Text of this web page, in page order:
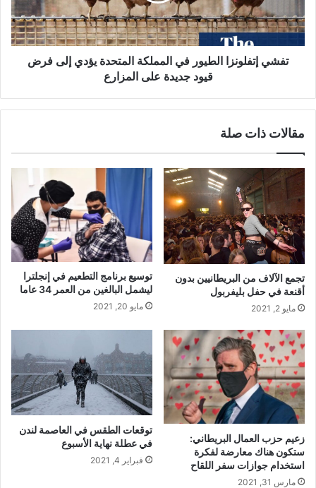
يؤدي
إلى
فرض
تفشي إتفلونزا الطيور في المملكة المتحدة يؤدي إلى فرض
قيود جديدة على المزارع
مقالات ذات صلة
تجمع الآلاف من البريطانيين بدون
أقنعة في حفل بليفربول
مايو 2, 2021
توسيع برنامج التطعيم في إنجلترا
ليشمل البالغين من العمر 34 عاما
مايو 20, 2021
زعيم حزب العمال البريطاني:
ستكون هناك معارضة لفكرة
استخدام جوازات سفر اللقاح
مارس 31, 2021
توقعات الطقس في العاصمة لندن
في عطلة نهاية الأسبوع
فبراير 4, 2021